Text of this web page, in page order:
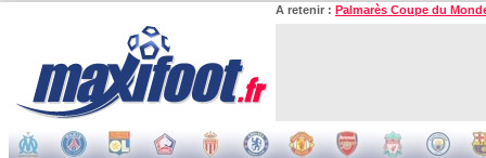
A retenir : Palmarès Coupe du